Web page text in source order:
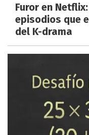
Furor en
episodios que
del K-drama